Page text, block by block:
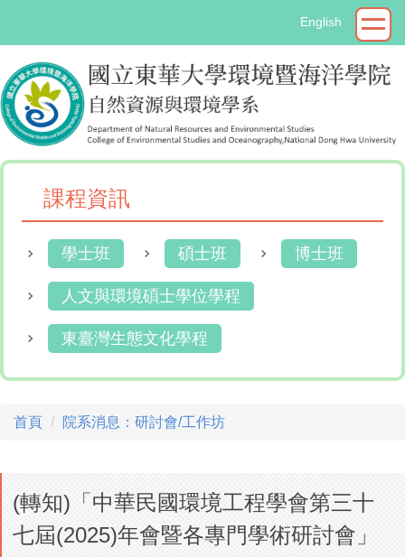
要
內
容
區
English
課程資訊
學士班 碩士班 博士班
人文與環境碩士學位學程
東臺灣生態文化學程
首頁 院系消息：研討會/工作坊
(轉知)「中華民國環境工程學會第三十
七屆(2025)年會暨各專門學術研討會」